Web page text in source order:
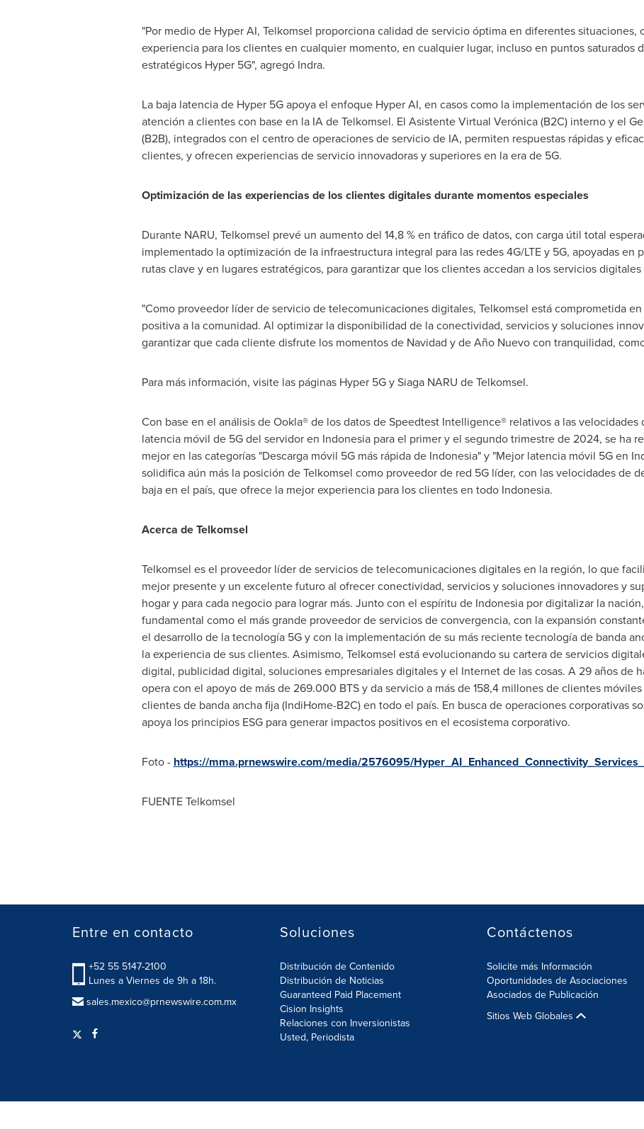
"Por medio de Hyper AI, Telkomsel proporciona calidad de servicio óptima en diferentes situaciones,
experiencia para los clientes en cualquier momento, en cualquier lugar, incluso en puntos saturados
estratégicos Hyper 5G", agregó Indra.
La baja latencia de Hyper 5G apoya el enfoque Hyper AI, en casos como la implementación de los
atención a clientes con base en la IA de Telkomsel. El Asistente Virtual Verónica (B2C) interno y el
(B2B), integrados con el centro de operaciones de servicio de IA, permiten respuestas rápidas y
clientes, y ofrecen experiencias de servicio innovadoras y superiores en la era de 5G.
Optimización de las experiencias de los clientes digitales durante momentos especiales
Durante NARU, Telkomsel prevé un aumento del 14,8 % en tráfico de datos, con carga útil total
implementado la optimización de la infraestructura integral para las redes 4G/LTE y 5G, apoyadas en
rutas clave y en lugares estratégicos, para garantizar que los clientes accedan a los servicios
"Como proveedor líder de servicio de telecomunicaciones digitales, Telkomsel está comprometida
positiva a la comunidad. Al optimizar la disponibilidad de la conectividad, servicios y soluciones
garantizar que cada cliente disfrute los momentos de Navidad y de Año Nuevo con tranquilidad,
Para más información, visite las páginas Hyper 5G y Siaga NARU de Telkomsel.
Con base en el análisis de Ookla® de los datos de Speedtest Intelligence® relativos a las velocidades
latencia móvil de 5G del servidor en Indonesiapara el primer y el segundo trimestre de 2024, se ha
mejor en las categorías "Descarga móvil 5G más rápida de Indonesia" y "Mejor latencia móvil 5G en
solidifica aún más la posición de Telkomsel como proveedor de red 5G líder, con las velocidades de
baja en el país, que ofrece la mejor experiencia para los clientes en todo Indonesia.
Acerca de Telkomsel
Telkomsel es el proveedor líder de servicios de telecomunicaciones digitales en la región, lo que
mejor presente y un excelente futuro al ofrecer conectividad, servicios y soluciones innovadores y
hogar y para cada negocio para lograr más. Junto con el espíritu de Indonesiapor digitalizar la
fundamental como el más grande proveedor de servicios de convergencia, con la expansión
el desarrollo de la tecnología 5G y con la implementación de su más reciente tecnología de banda
la experiencia de sus clientes. Asimismo, Telkomsel está evolucionando su cartera de servicios
digital, publicidad digital, soluciones empresariales digitales y el Internet de las cosas. A 29 años de
opera con el apoyo de más de 269.000 BTS y da servicio a más de 158,4 millones de clientes
clientes de banda ancha fija (IndiHome-B2C) en todo el país. En busca de operaciones corporativas
apoya los principios ESG para generar impactos positivos en el ecosistema corporativo.
Foto - https://mma.prnewswire.com/media/2576095/
FUENTE Telkomsel
Entre en contacto
+52 55 5147-2100
Lunes a Viernes de 9h a 18h.
sales.mexico@prnewswire.com.mx
Soluciones
Distribución de Contenido
Distribución de Noticias
Guaranteed Paid Placement
Cision Insights
Relaciones con Inversionistas
Usted, Periodista
Contáctenos
Solicite más Información
Oportunidades de Asociaciones
Asociados de Publicación
Sitios Web Globales